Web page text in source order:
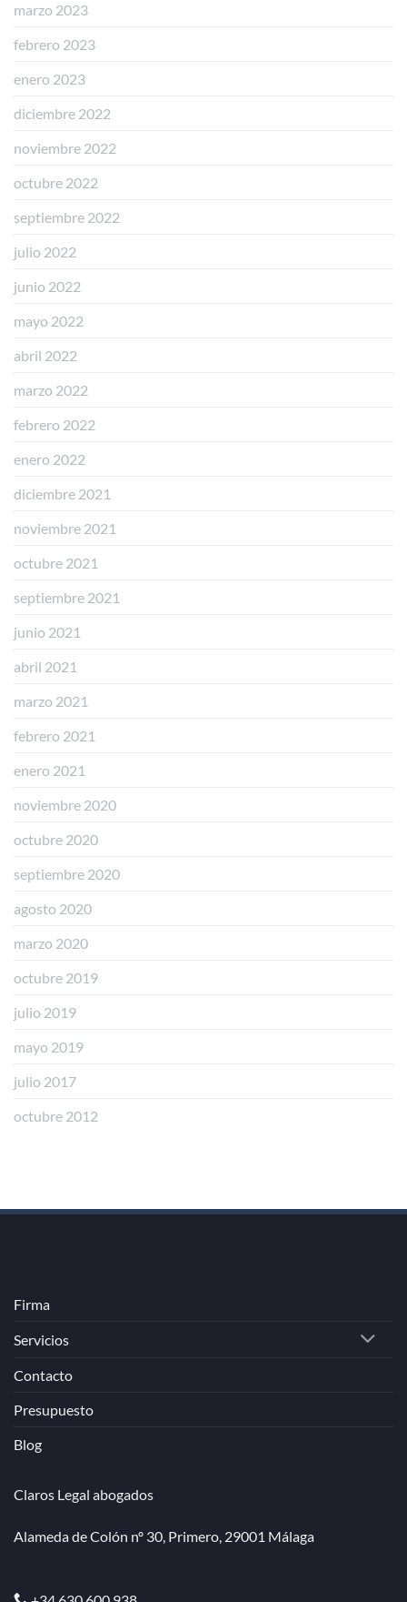
marzo 2023
febrero 2023
enero 2023
diciembre 2022
noviembre 2022
octubre 2022
septiembre 2022
julio 2022
junio 2022
mayo 2022
abril 2022
marzo 2022
febrero 2022
enero 2022
diciembre 2021
noviembre 2021
octubre 2021
septiembre 2021
junio 2021
abril 2021
marzo 2021
febrero 2021
enero 2021
noviembre 2020
octubre 2020
septiembre 2020
agosto 2020
marzo 2020
octubre 2019
julio 2019
mayo 2019
julio 2017
octubre 2012
Firma
Servicios
Contacto
Presupuesto
Blog
Claros Legal abogados
Alameda de Colón nº 30, Primero, 29001 Málaga